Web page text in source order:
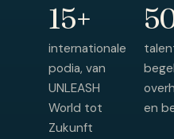
15+
internationale
podia, van
UNLEASH
World tot
Zukunft
en